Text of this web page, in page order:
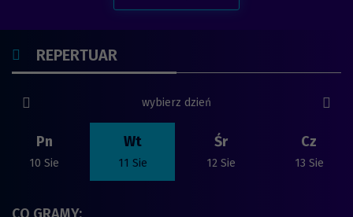
SPRAWDŹ
REPERTUAR
wybierz dzień
Pn
10 Sie
Wt
11 Sie
Śr
12 Sie
Cz
13 Sie